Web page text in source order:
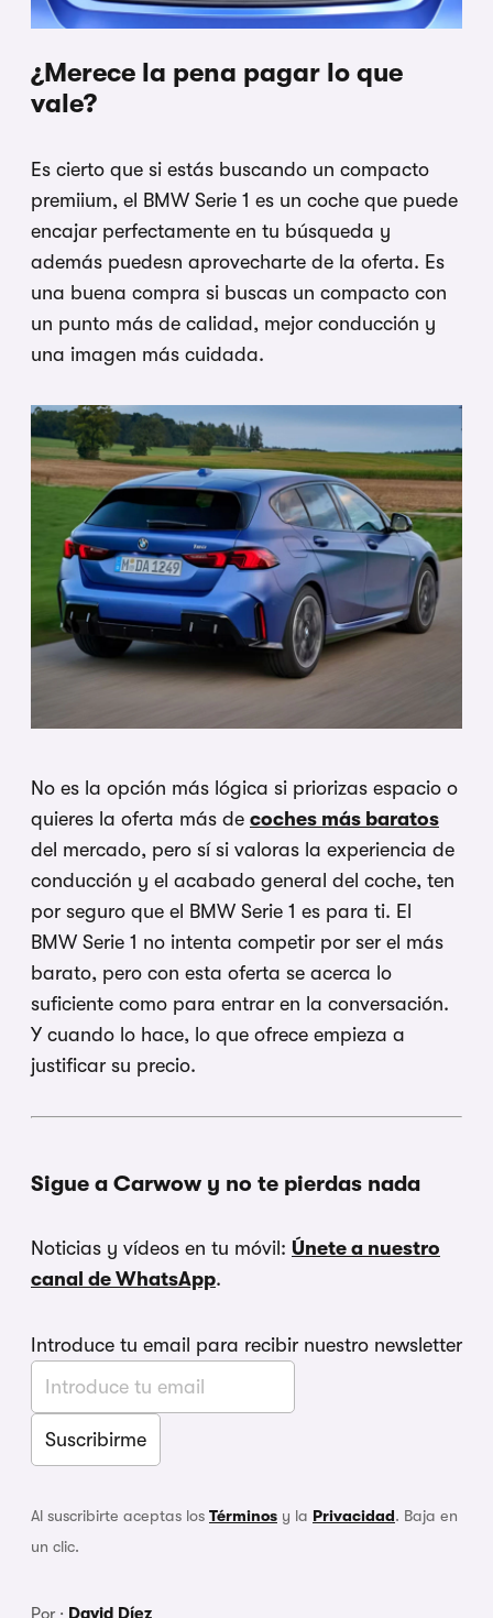
¿Merece la pena pagar lo que
vale?
Es cierto que si estás buscando un compacto
premiium, el BMW Serie 1 es un coche que puede
encajar perfectamente en tu búsqueda y
además puedesn aprovecharte de la oferta. Es
una buena compra si buscas un compacto con
un punto más de calidad, mejor conducción y
una imagen más cuidada.
No es la opción más lógica si priorizas espacio o
quieres la oferta más de coches más baratos
del mercado, pero sí si valoras la experiencia de
conducción y el acabado general del coche, ten
por seguro que el BMW Serie 1 es para ti. El
BMW Serie 1 no intenta competir por ser el más
barato, pero con esta oferta se acerca lo
suficiente como para entrar en la conversación.
Y cuando lo hace, lo que ofrece empieza a
justificar su precio.
Sigue a Carwow y no te pierdas nada
Noticias y vídeos en tu móvil: Únete a nuestro
canal de WhatsApp.
Introduce tu email para recibir nuestro newsletter
Al suscribirte aceptas los Términos y la Privacidad. Baja en
un clic.
Por · David Díez